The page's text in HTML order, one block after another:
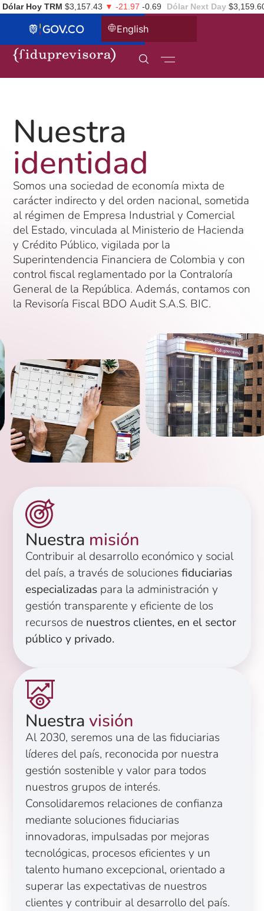
Dólar Hoy TRM $3,157.43 ▼ -21.97 -0.69 Dólar Next Day
English
Nuestra
identidad
Somos una sociedad de economía mixta de
carácter indirecto y del orden nacional, sometida
al régimen de Empresa Industrial y Comercial
del Estado, vinculada al Ministerio de Hacienda
y Crédito Público, vigilada por la
Superintendencia Financiera de Colombia y con
control fiscal reglamentado por la Contraloría
General de la República. Además, contamos con
la Revisoría Fiscal BDO Audit S.A.S. BIC.
Nuestra misión
Contribuir al desarrollo económico y social
del país, a través de soluciones fiduciarias
especializadas para la administración y
gestión transparente y eficiente de los
recursos de nuestros clientes, en el sector
público y privado.
Nuestra visión
Al 2030, seremos una de las fiduciarias
líderes del país, reconocida por nuestra
gestión sostenible y valor para todos
nuestros grupos de interés.
Consolidaremos relaciones de confianza
mediante soluciones fiduciarias
innovadoras, impulsadas por mejoras
tecnológicas, procesos eficientes y un
talento humano excepcional, orientado a
superar las expectativas de nuestros
clientes y contribuir al desarrollo del país.